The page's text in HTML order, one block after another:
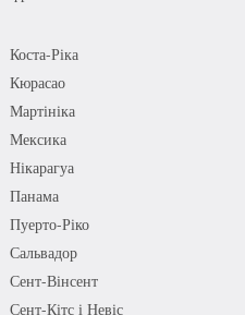
Коста-Ріка
Кюрасао
Мартініка
Мексика
Нікарагуа
Панама
Пуерто-Ріко
Сальвадор
Сент-Вінсент
Сент-Кітс і Невіс